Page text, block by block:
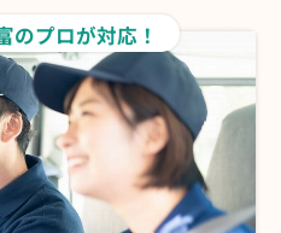
のプロが対応！